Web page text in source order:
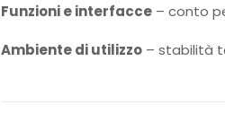
Funzioni e interfacce – conto
Ambiente di utilizzo – stabilità